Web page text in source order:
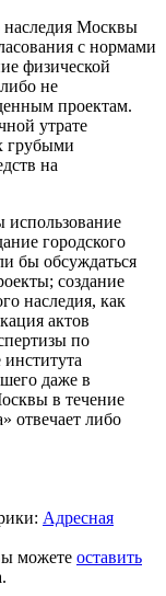
наследия Москвы
с нормами
физической
не
проектам.
утрате
грубыми
на
использование
городского
бы обсуждаться
создание
наследия, как
актов
по
даже в
в течение
отвечает либо
Адресная
можете оставить